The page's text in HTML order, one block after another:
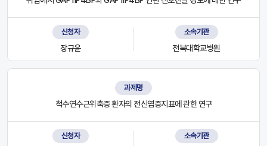
신청자
장규윤
소속기관
전북대학교병원
과제명
척수연수근위축증 환자의 전신염증지표에 관한 연구
신청자 소속기관